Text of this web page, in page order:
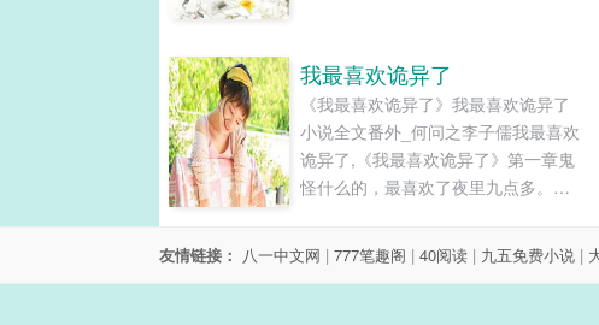
我最喜欢诡异了
《我最喜欢诡异了》我最喜欢诡异了
小说全文番外_何问之李子儒我最喜欢
诡异了,《我最喜欢诡异了》第一章鬼
怪什么的，最喜欢了夜里九点多。刘
公室。最近这几天一直在下雨，没完
没了的下，都已经一个多星期了。雨
友情链接： 八一中文网 | 777笔趣阁 | 40阅读 | 九五免费小说 |